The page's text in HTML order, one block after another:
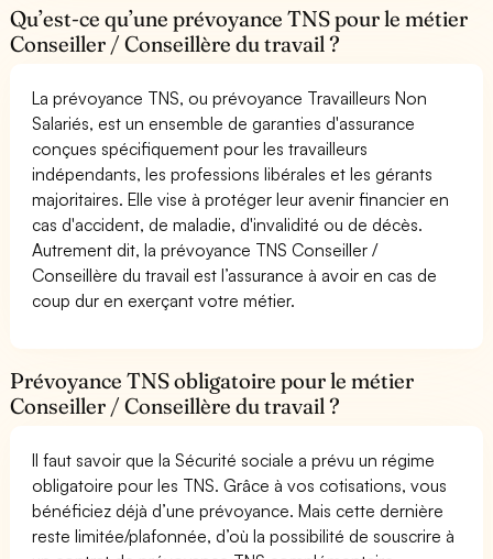
Qu’est-ce qu’une prévoyance TNS pour le métier
Conseiller / Conseillère du travail ?
La prévoyance TNS, ou prévoyance Travailleurs Non
Salariés, est un ensemble de garanties d'assurance
conçues spécifiquement pour les travailleurs
indépendants, les professions libérales et les gérants
majoritaires. Elle vise à protéger leur avenir financier en
cas d'accident, de maladie, d'invalidité ou de décès.
Autrement dit, la prévoyance TNS Conseiller /
Conseillère du travail est l’assurance à avoir en cas de
coup dur en exerçant votre métier.
Prévoyance TNS obligatoire pour le métier
Conseiller / Conseillère du travail ?
Il faut savoir que la Sécurité sociale a prévu un régime
obligatoire pour les TNS. Grâce à vos cotisations, vous
bénéficiez déjà d’une prévoyance. Mais cette dernière
reste limitée/plafonnée, d’où la possibilité de souscrire à